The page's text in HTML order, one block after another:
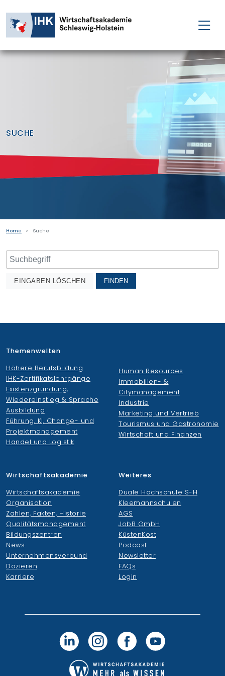
FÜR EINZELPERSONEN
Finden Sie Ihre Weiterbildung
SUCHE
Home Suche
EINGABEN LÖSCHEN
Themenwelten
Höhere Berufsbildung
IHK-Zertifikatslehrgänge
Existenzgründung,
Wiedereinstieg & Sprache
Ausbildung
Führung, KI, Change- und
Projektmanagement
Handel und Logistik
Human Resources
Immobilien- &
Citymanagement
Industrie
Marketing und Vertrieb
Tourismus und Gastronomie
Wirtschaft und Finanzen
Wirtschaftsakademie
Wirtschaftsakademie
Organisation
Zahlen, Fakten, Historie
Qualitätsmanagement
Bildungszentren
News
Unternehmensverbund
Dozieren
Karriere
Weiteres
Duale Hochschule S-H
Kleemannschulen
AGS
JobB GmbH
KüstenKost
Podcast
Newsletter
FAQs
Login